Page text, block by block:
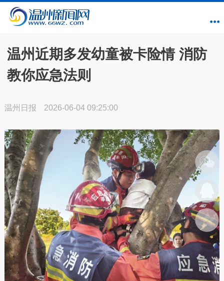
温州近期多发幼童被卡险情 消防
教你应急法则
温州日报 2026-06-04 09:25:00